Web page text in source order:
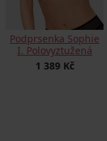
Podprsenka Sophie
I. Polovyztužená
1 389 Kč